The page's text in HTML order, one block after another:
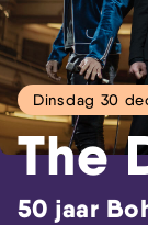
Dinsdag 30
The
50 jaar